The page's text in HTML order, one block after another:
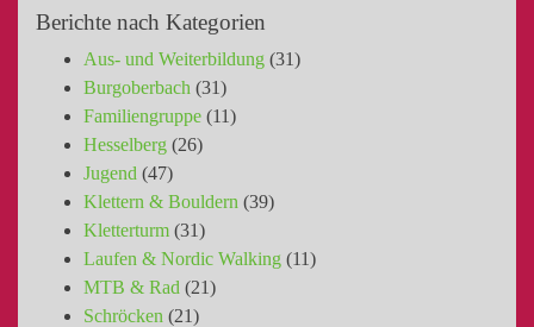
Berichte nach Kategorien
Aus- und Weiterbildung (31)
Burgoberbach (31)
Familiengruppe (11)
Hesselberg (26)
Jugend (47)
Klettern & Bouldern (39)
Kletterturm (31)
Laufen & Nordic Walking (11)
MTB & Rad (21)
Schröcken (21)